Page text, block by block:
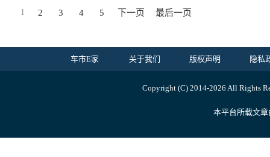
1 2 3 4 5 下一页 最后一页
车市E家 关于我们 版权声明 隐私
Copyright (C) 2014-2026 All Rights
本平台所载文章